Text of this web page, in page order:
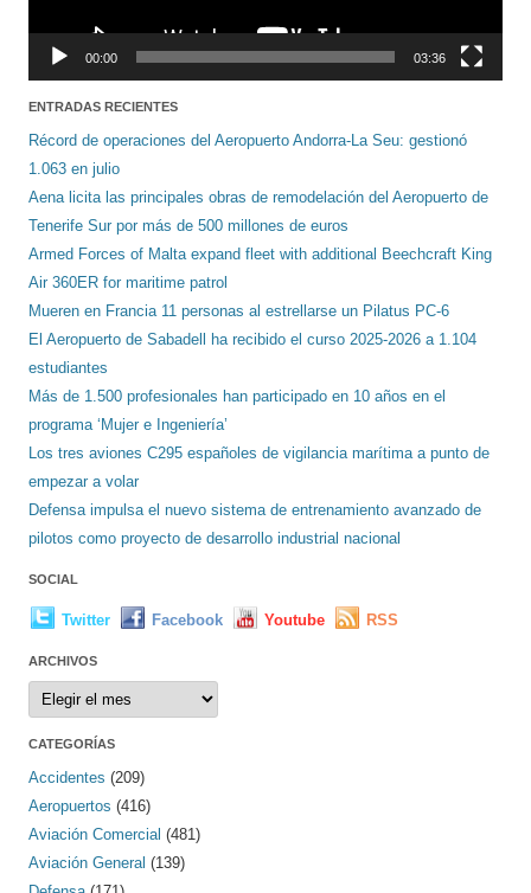
00:00 03:36
ENTRADAS RECIENTES
Récord de operaciones del Aeropuerto Andorra-La Seu: gestionó
1.063 en julio
Aena licita las principales obras de remodelación del Aeropuerto de
Tenerife Sur por más de 500 millones de euros
Armed Forces of Malta expand fleet with additional Beechcraft King
Air 360ER for maritime patrol
Mueren en Francia 11 personas al estrellarse un Pilatus PC-6
El Aeropuerto de Sabadell ha recibido el curso 2025-2026 a 1.104
estudiantes
Más de 1.500 profesionales han participado en 10 años en el
programa ‘Mujer e Ingeniería’
Los tres aviones C295 españoles de vigilancia marítima a punto de
empezar a volar
Defensa impulsa el nuevo sistema de entrenamiento avanzado de
pilotos como proyecto de desarrollo industrial nacional
SOCIAL
Twitter Facebook Youtube RSS
ARCHIVOS
Archivos
CATEGORÍAS
Accidentes (209)
Aeropuertos (416)
Aviación Comercial (481)
Aviación General (139)